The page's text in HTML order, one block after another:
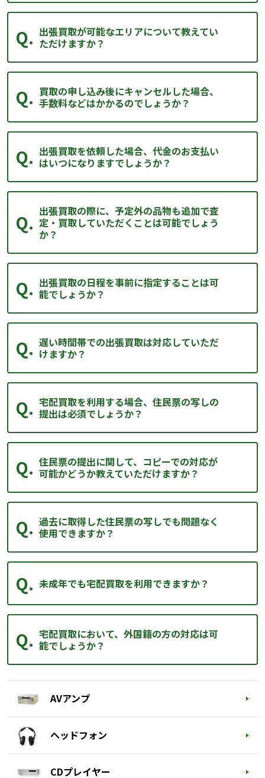
出張買取が可能なエリアについて教えてい
ただけますか？
買取の申し込み後にキャンセルした場合、
手数料などはかかるのでしょうか？
出張買取を依頼した場合、代金のお支払い
はいつになりますでしょうか？
出張買取の際に、予定外の品物も追加で査
定・買取していただくことは可能でしょう
か？
出張買取の日程を事前に指定することは可
能でしょうか？
遅い時間帯での出張買取は対応していただ
けますか？
宅配買取を利用する場合、住民票の写しの
提出は必須でしょうか？
住民票の提出に関して、コピーでの対応が
可能かどうか教えていただけますか？
過去に取得した住民票の写しでも問題なく
使用できますか？
未成年でも宅配買取を利用できますか？
宅配買取において、外国籍の方の対応は可
能でしょうか？
AVアンプ
ヘッドフォン
CDプレイヤー